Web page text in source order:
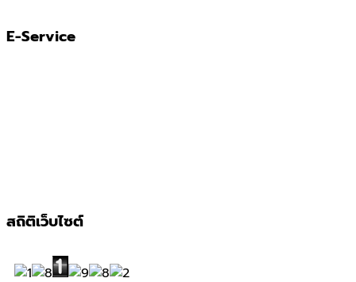
E-Service
สถิติเว็บไซต์